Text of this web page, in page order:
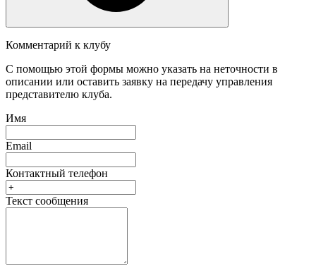
Комментарий к клубу
С помощью этой формы можно указать на неточности в
описании или оставить заявку на передачу управления
представителю клуба.
Имя
Email
Контактный телефон
Текст сообщения